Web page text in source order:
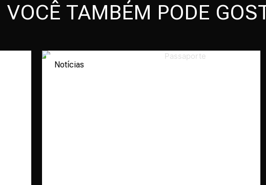
VOCÊ TAMBÉM PODE
Notícias